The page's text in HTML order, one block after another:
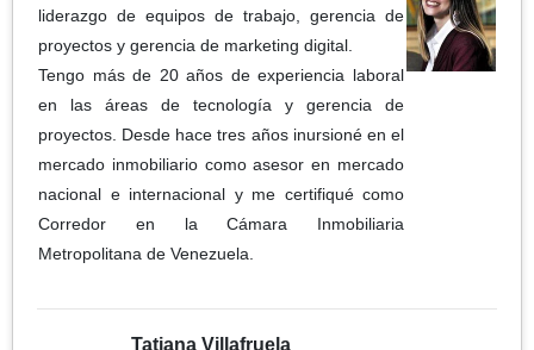
liderazgo de equipos de trabajo, gerencia de
proyectos y gerencia de marketing digital.
Tengo más de 20 años de experiencia laboral
en las áreas de tecnología y gerencia de
proyectos. Desde hace tres años inursioné en el
mercado inmobiliario como asesor en mercado
nacional e internacional y me certifiqué como
Corredor en la Cámara Inmobiliaria
Metropolitana de Venezuela.
Tatiana Villafruela